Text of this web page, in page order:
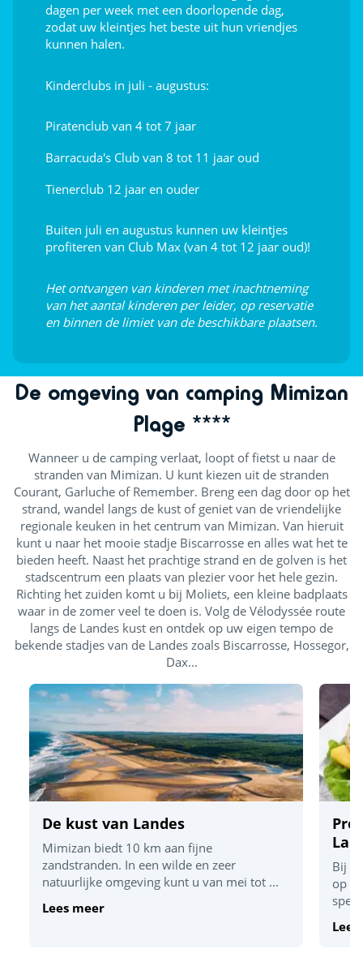
Shows
Kindervoorstellingen
Interieur
Live muziek
dagen per week met een doorlopende dag,
zodat uw kleintjes het beste uit hun vriendjes
kunnen halen.
Kinderclubs in juli - augustus:
Piratenclub van 4 tot 7 jaar
Barracuda's Club van 8 tot 11 jaar oud
Tienerclub 12 jaar en ouder
Buiten juli en augustus kunnen uw kleintjes
profiteren van Club Max (van 4 tot 12 jaar oud)!
Het ontvangen van kinderen met inachtneming
van het aantal kinderen per leider, op reservatie
en binnen de limiet van de beschikbare plaatsen.
De omgeving van camping Mimizan
Plage ****
Wanneer u de camping verlaat, loopt of fietst u naar de
stranden van Mimizan. U kunt kiezen uit de stranden
Courant, Garluche of Remember. Breng een dag door op het
strand, wandel langs de kust of geniet van de vriendelijke
regionale keuken in het centrum van Mimizan. Van hieruit
kunt u naar het mooie stadje Biscarrosse en alles wat het te
bieden heeft. Naast het prachtige strand en de golven is het
stadscentrum een plaats van plezier voor het hele gezin.
Richting het zuiden komt u bij Moliets, een kleine badplaats
waar in de zomer veel te doen is. Volg de Vélodyssée route
langs de Landes kust en ontdek op uw eigen tempo de
bekende stadjes van de Landes zoals Biscarrosse, Hossegor,
Dax...
De kust van Landes
Mimizan biedt 10 km aan fijne
zandstranden. In een wilde en zeer
natuurlijke omgeving kunt u van mei tot ...
Lees meer
Bij
op